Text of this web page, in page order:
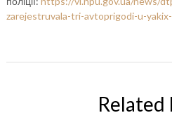
zarejestruvala-tri-avtoprigodi-u-
Related